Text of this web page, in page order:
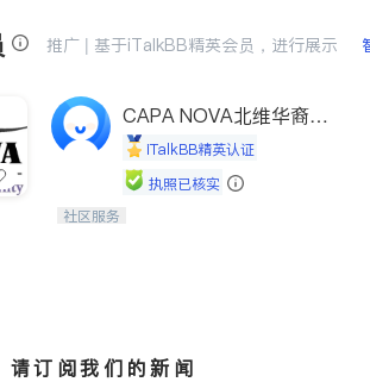
教育
非盈利组织
推广 | 基于iTalkBB精英会员，进行展示
CAPA NOVA北维华裔家
长会iTalkBB精英认证
执照已核实
连接家长与社会，赋能孩子与下一代，
社区服务
请订阅我们的新闻